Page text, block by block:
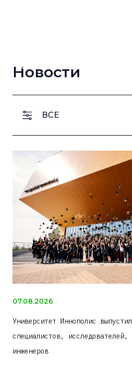
Новости
ВСЕ
07.08.2026
Университет Иннополис
специалистов, исследователей,
инженеров